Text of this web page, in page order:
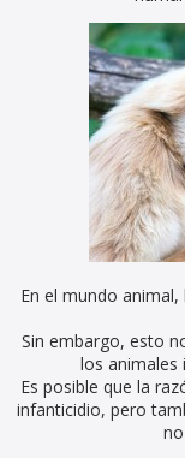
En el mundo
Sin embargo, esto
los animales
Es posible que la
infanticidio, pero